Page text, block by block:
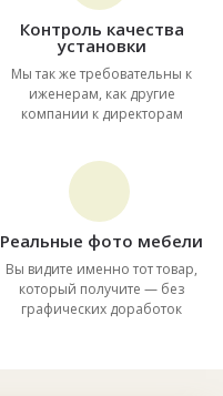
Контроль качества
установки
Мы так же требовательны к
иженерам, как другие
компании к директорам
Реальные фото мебели
Вы видите именно тот товар,
который получите — без
графических доработок